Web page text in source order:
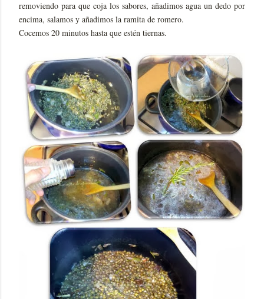
removiendo para que coja los sabores, añadimos agua un dedo por
encima, salamos y añadimos la ramita de romero.
Cocemos 20 minutos hasta que estén tiernas.